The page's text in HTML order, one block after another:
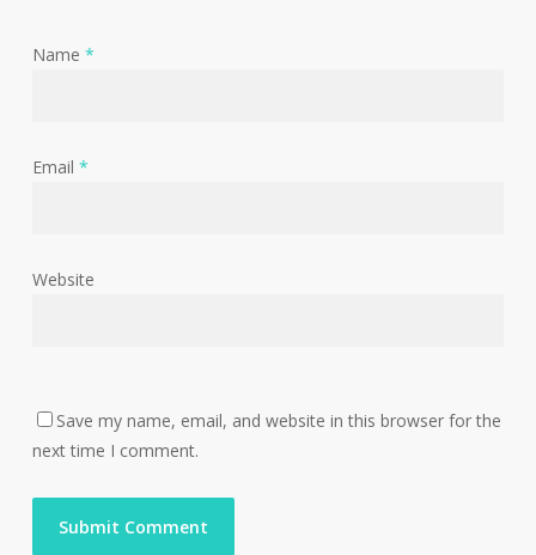
Name *
Email *
Website
Save my name, email, and website in this browser for the
next time I comment.